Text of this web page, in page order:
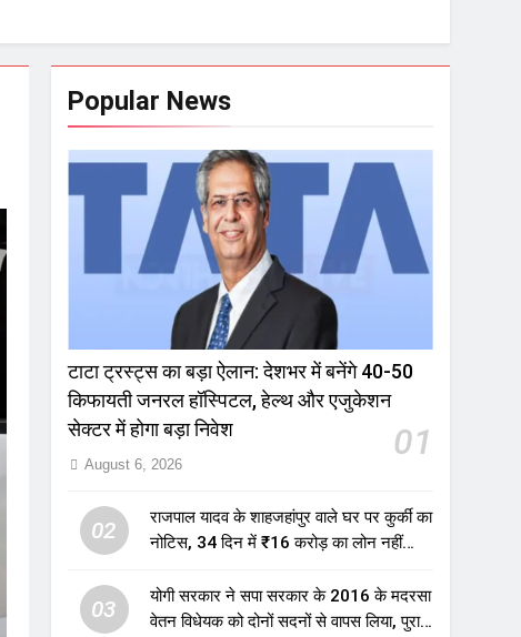
Popular News
टाटा ट्रस्ट्स का बड़ा ऐलान: देशभर में बनेंगे 40-50
किफायती जनरल हॉस्पिटल, हेल्थ और एजुकेशन
सेक्टर में होगा बड़ा निवेश
01
August 6, 2026
02
राजपाल यादव के शाहजहांपुर वाले घर पर कुर्की का
नोटिस, 34 दिन में ₹16 करोड़ का लोन नहीं
03
योगी सरकार ने सपा सरकार के 2016 के मदरसा
वेतन विधेयक को दोनों सदनों से वापस लिया, पुराने